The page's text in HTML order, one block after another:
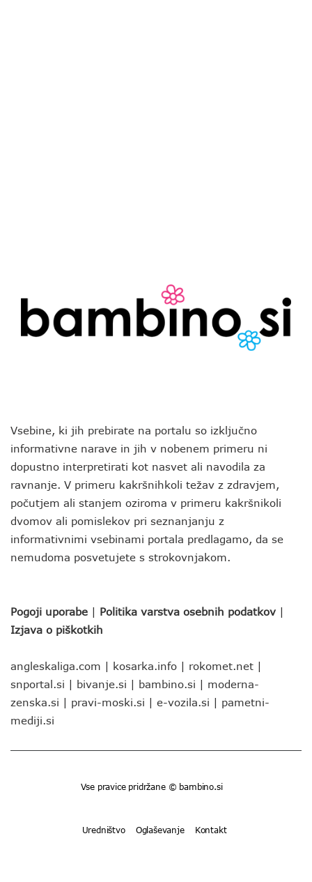
Vsebine, ki jih prebirate na portalu so izključno
informativne narave in jih v nobenem primeru ni
dopustno interpretirati kot nasvet ali navodila za
ravnanje. V primeru kakršnihkoli težav z zdravjem,
počutjem ali stanjem oziroma v primeru kakršnikoli
dvomov ali pomislekov pri seznanjanju z
informativnimi vsebinami portala predlagamo, da se
nemudoma posvetujete s strokovnjakom.
Pogoji uporabe | Politika varstva osebnih podatkov |
Izjava o piškotkih
angleskaliga.com | kosarka.info | rokomet.net |
snportal.si | bivanje.si | bambino.si | moderna-
zenska.si | pravi-moski.si | e-vozila.si | pametni-
mediji.si
Vse pravice pridržane © bambino.si
Uredništvo Oglaševanje Kontakt